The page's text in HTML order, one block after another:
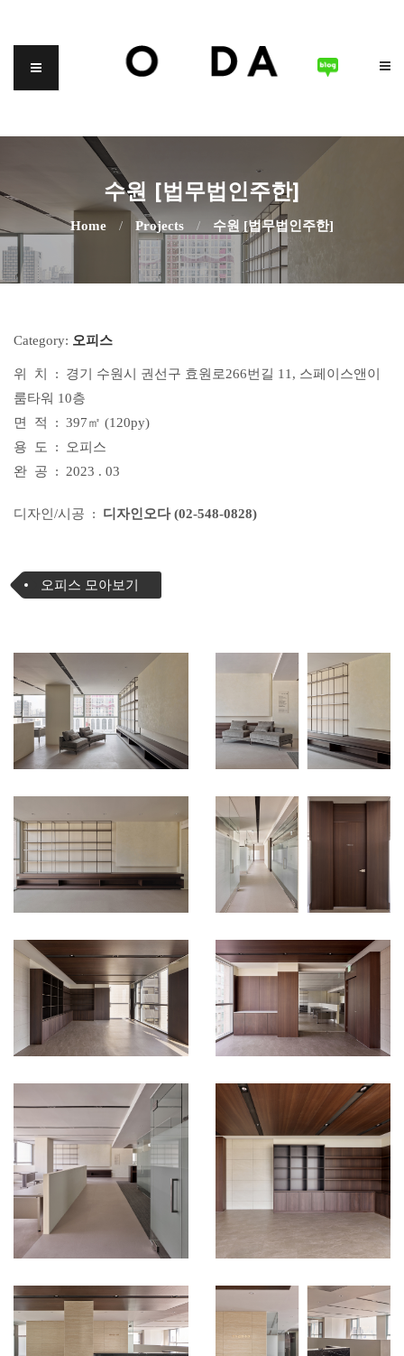
수원 [법무법인주한]
Home / Projects / 수원 [법무법인주한]
Category: 오피스
위 치 : 경기 수원시 권선구 효원로266번길 11, 스페이스앤이
룸타워 10층
면 적 : 397㎡ (120py)
용 도 : 오피스
완 공 : 2023 . 03
디자인/시공 : 디자인오다 (02-548-0828)
오피스 모아보기